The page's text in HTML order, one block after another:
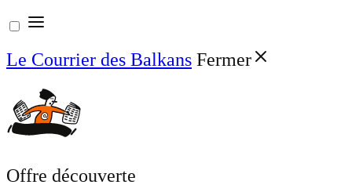
Aller
au
contenu
Le Courrier des Balkans Fermer
Offre découverte